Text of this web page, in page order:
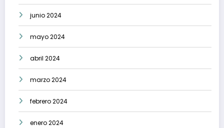
junio 2024
mayo 2024
abril 2024
marzo 2024
febrero 2024
enero 2024